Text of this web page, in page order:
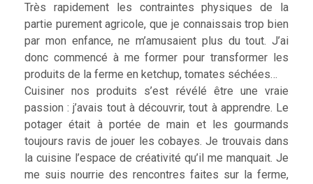
Très rapidement les contraintes physiques de la
partie purement agricole, que je connaissais trop bien
par mon enfance, ne m’amusaient plus du tout. J’ai
donc commencé à me former pour transformer les
produits de la ferme en ketchup, tomates séchées…
Cuisiner nos produits s’est révélé être une vraie
passion : j’avais tout à découvrir, tout à apprendre. Le
potager était à portée de main et les gourmands
toujours ravis de jouer les cobayes. Je trouvais dans
la cuisine l’espace de créativité qu’il me manquait. Je
me suis nourrie des rencontres faites sur la ferme,